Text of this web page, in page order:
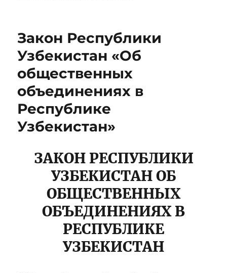
Закон Республики
Узбекистан «Об
общественных
объединениях в
Республике
Узбекистан»
ЗАКОН РЕСПУБЛИКИ
УЗБЕКИСТАН ОБ
ОБЩЕСТВЕННЫХ
ОБЪЕДИНЕНИЯХ В
РЕСПУБЛИКЕ
УЗБЕКИСТАН